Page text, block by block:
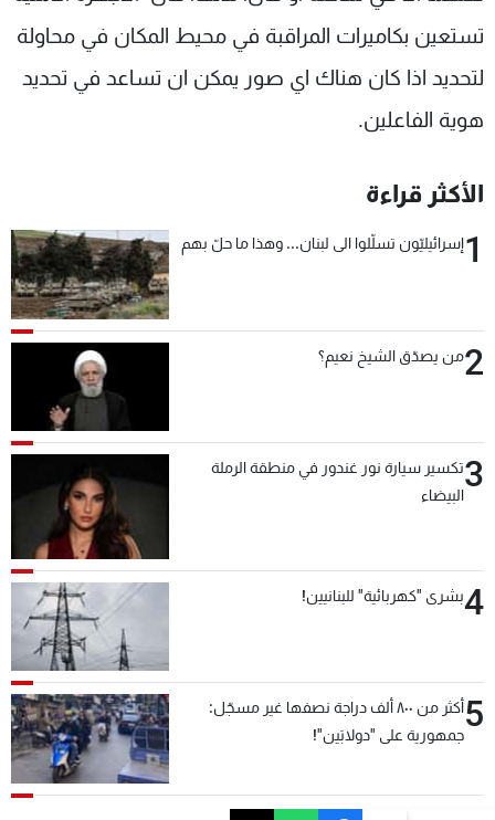
تستعين بكاميرات المراقبة في محيط المكان في محاولة
لتحديد اذا كان هناك اي صور يمكن ان تساعد في تحديد
هوية الفاعلين.
الأكثر قراءة
1إسرائيليّون تسلّلوا الى لبنان... وهذا ما حلّ بهم
2من يصدّق الشيخ نعيم؟
3تكسير سيارة نور غندور في منطقة الرملة
البيضاء
4بشرى "كهربائية" للبنانيين!
5
أكثر من ٨٠٠ ألف دراجة نصفها غير مسجّل:
جمهورية على "دولابَين"!